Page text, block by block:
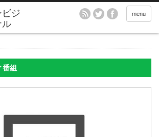
ジ
ル
menu
組